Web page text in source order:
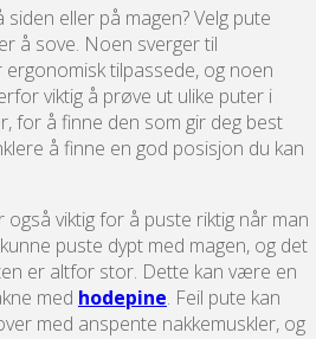
siden eller på magen? Velg pute
å sove. Noen sverger til
tilpassede, og noen
viktig å prøve ut ulike puter i
for å finne den som gir deg best
å finne en god posisjon du kan
også viktig for å puste riktig når man
puste dypt med magen, og det
er altfor stor. Dette kan være en
med hodepine. Feil pute kan
med anspente nakkemuskler, og